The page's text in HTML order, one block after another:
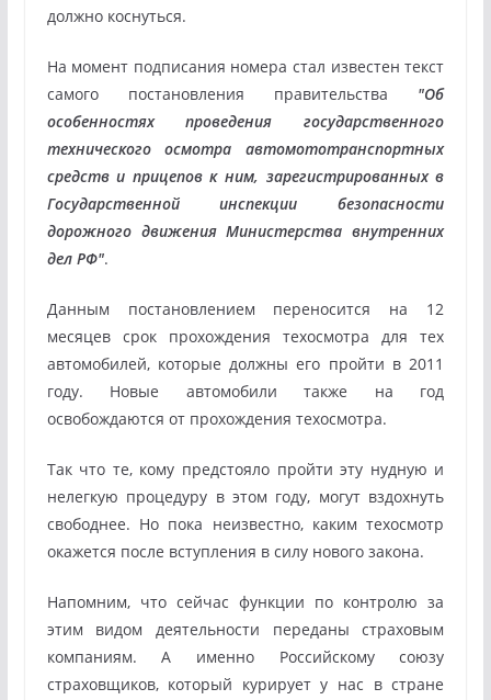
должно коснуться.
На момент подписания номера стал известен текст
самого постановления правительства "Об
особенностях проведения государственного
технического осмотра автомототранспортных
средств и прицепов к ним, зарегистрированных в
Государственной инспекции безопасности
дорожного движения Министерства внутренних
дел РФ".
Данным постановлением переносится на 12
месяцев срок прохождения техосмотра для тех
автомобилей, которые должны его пройти в 2011
году. Новые автомобили также на год
освобождаются от прохождения техосмотра.
Так что те, кому предстояло пройти эту нудную и
нелегкую процедуру в этом году, могут вздохнуть
свободнее. Но пока неизвестно, каким техосмотр
окажется после вступления в силу нового закона.
Напомним, что сейчас функции по контролю за
этим видом деятельности переданы страховым
компаниям. А именно Российскому союзу
страховщиков, который курирует у нас в стране